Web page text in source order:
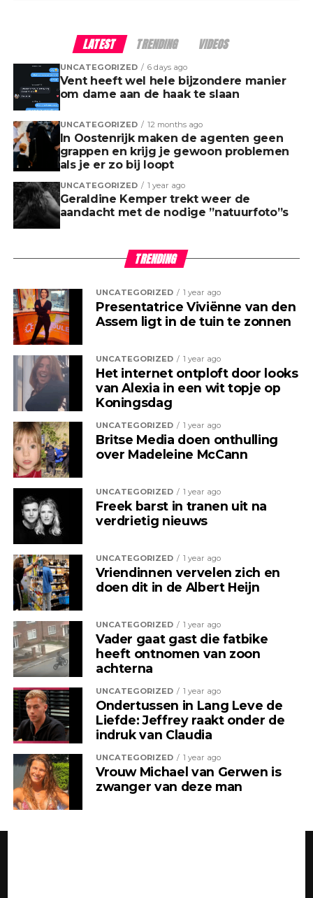
LATEST TRENDING VIDEOS
UNCATEGORIZED 6 days ago
Vent heeft wel hele bijzondere manier
om dame aan de haak te slaan
UNCATEGORIZED 12 months ago
In Oostenrijk maken de agenten geen
grappen en krijg je gewoon problemen
als je er zo bij loopt
UNCATEGORIZED 1 year ago
Geraldine Kemper trekt weer de
aandacht met de nodige ”natuurfoto”s
TRENDING
UNCATEGORIZED 1 year ago
Presentatrice Viviënne van den
Assem ligt in de tuin te zonnen
UNCATEGORIZED 1 year ago
Het internet ontploft door looks
van Alexia in een wit topje op
Koningsdag
UNCATEGORIZED 1 year ago
Britse Media doen onthulling
over Madeleine McCann
UNCATEGORIZED 1 year ago
Freek barst in tranen uit na
verdrietig nieuws
UNCATEGORIZED 1 year ago
Vriendinnen vervelen zich en
doen dit in de Albert Heijn
UNCATEGORIZED 1 year ago
Vader gaat gast die fatbike
heeft ontnomen van zoon
achterna
UNCATEGORIZED 1 year ago
Ondertussen in Lang Leve de
Liefde: Jeffrey raakt onder de
indruk van Claudia
UNCATEGORIZED 1 year ago
Vrouw Michael van Gerwen is
zwanger van deze man